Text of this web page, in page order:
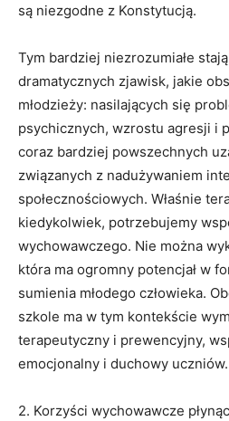
są niezgodne z Konstytucją.
Tym bardziej niezrozumiałe
dramatycznych zjawisk, jakie
młodzieży: nasilających się
psychicznych, wzrostu agresji i
coraz bardziej powszechnych
związanych z nadużywaniem
społecznościowych. Właśnie
kiedykolwiek, potrzebujemy
wychowawczego. Nie można
która ma ogromny potencjał w
sumienia młodego człowieka.
szkole ma w tym kontekście
terapeutyczny i prewencyjny,
emocjonalny i duchowy uczniów.
2. Korzyści wychowawcze